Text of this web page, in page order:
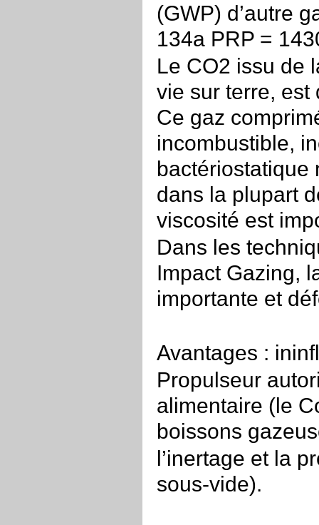
(GWP) d’autre
134a PRP =
Le CO2 issu de
vie sur terre, est
Ce gaz
incombustible,
bactériostatique
dans la plupart
viscosité est
Dans les
Impact Gazing,
importante et
Avantages :
Propulseur
alimentaire (le
boissons
l’inertage et la
sous-vide).